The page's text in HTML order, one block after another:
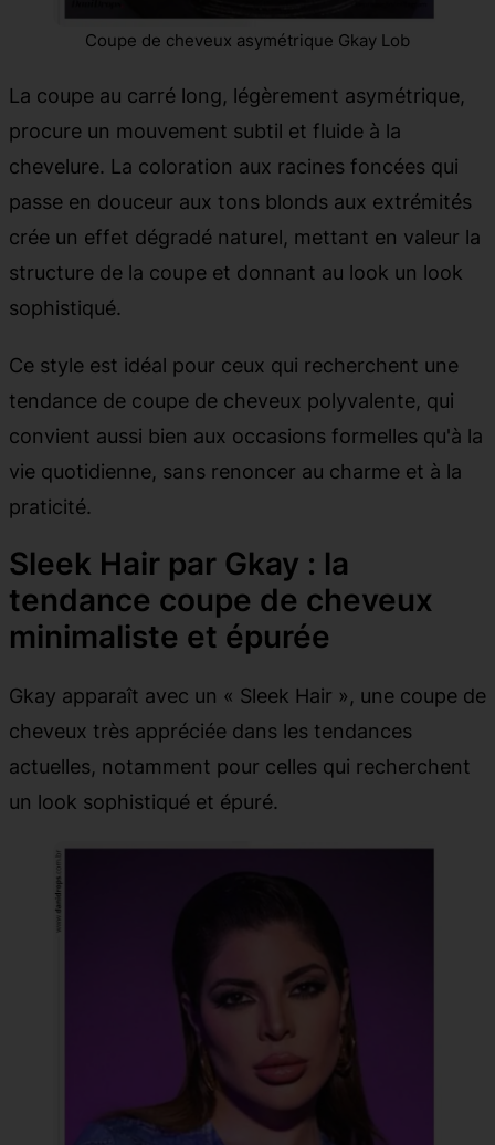
Coupe de cheveux asymétrique Gkay Lob
La coupe au carré long, légèrement asymétrique,
procure un mouvement subtil et fluide à la
chevelure. La coloration aux racines foncées qui
passe en douceur aux tons blonds aux extrémités
crée un effet dégradé naturel, mettant en valeur la
structure de la coupe et donnant au look un look
sophistiqué.
Ce style est idéal pour ceux qui recherchent une
tendance de coupe de cheveux polyvalente, qui
convient aussi bien aux occasions formelles qu'à la
vie quotidienne, sans renoncer au charme et à la
praticité.
Sleek Hair par Gkay : la
tendance coupe de cheveux
minimaliste et épurée
Gkay apparaît avec un « Sleek Hair », une coupe de
cheveux très appréciée dans les tendances
actuelles, notamment pour celles qui recherchent
un look sophistiqué et épuré.